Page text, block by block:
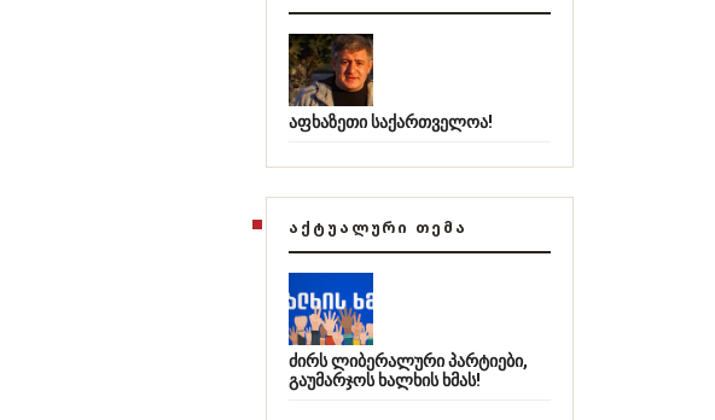
აფხაზეთი საქართველოა!
ᲐᲥᲢᲣᲐᲚᲣᲠᲘ ᲗᲔᲛᲐ
ძირს ლიბერალური პარტიები,
გაუმარჯოს ხალხის ხმას!